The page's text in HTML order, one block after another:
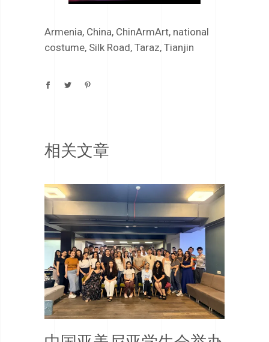
Armenia, China, ChinArmArt, national
costume, Silk Road, Taraz, Tianjin
相关文章